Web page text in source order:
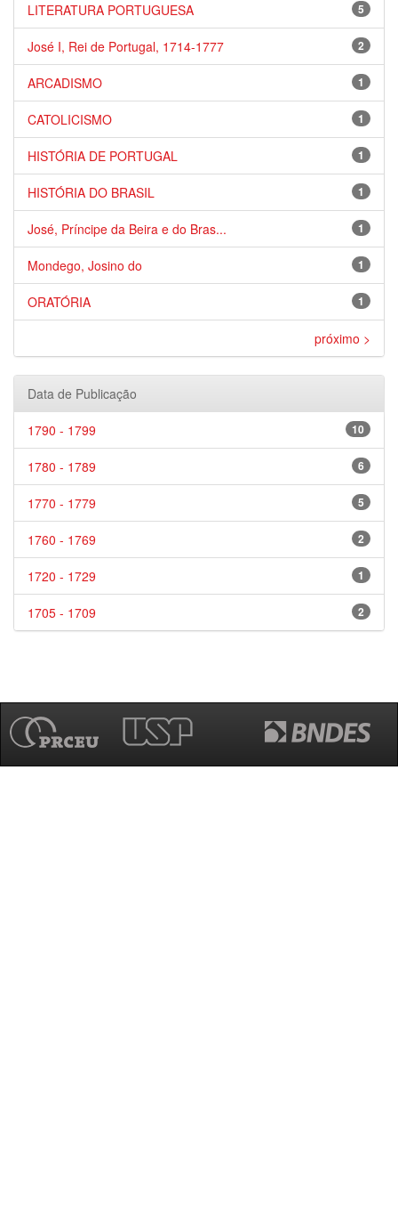
5
LITERATURA PORTUGUESA
2
José I, Rei de Portugal, 1714-1777
1
ARCADISMO
1
CATOLICISMO
1
HISTÓRIA DE PORTUGAL
1
HISTÓRIA DO BRASIL
1
José, Príncipe da Beira e do Bras...
1
Mondego, Josino do
1
ORATÓRIA
próximo >
Data de Publicação
10
1790 - 1799
6
1780 - 1789
5
1770 - 1779
2
1760 - 1769
1
1720 - 1729
2
1705 - 1709